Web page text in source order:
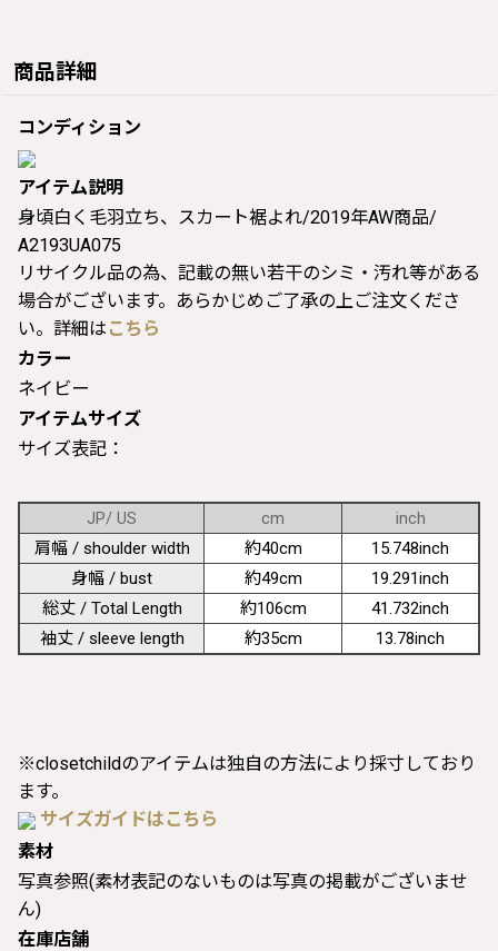
商品詳細
コンディション
アイテム説明
身頃白く毛羽立ち、スカート裾よれ/2019年AW商品/
A2193UA075
リサイクル品の為、記載の無い若干のシミ・汚れ等がある
場合がございます。あらかじめご了承の上ご注文くださ
い。詳細は こちら
カラー
ネイビー
アイテムサイズ
サイズ表記：
JP/ US cm
inch
肩幅 / shoulder width
約40cm
15.748inch
身幅 / bust
約49cm
19.291inch
総丈 / Total Length
約106cm
41.732inch
袖丈 / sleeve length
約35cm 13.78inch
※closetchildのアイテムは独自の方法により採寸しており
ます。
サイズガイドはこちら
素材
写真参照(素材表記のないものは写真の掲載がございませ
ん)
在庫店舗